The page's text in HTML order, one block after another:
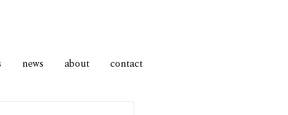
news about contact